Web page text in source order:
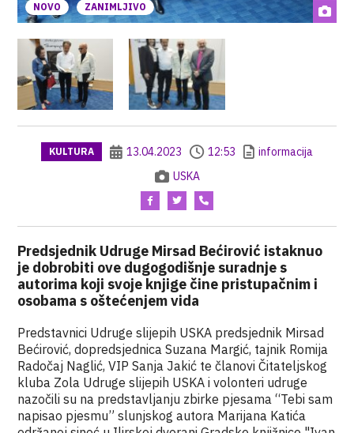
NOVO ZANIMLJIVO
KULTURA 13.04.2023 12:53
informacija
USKA
Predsjednik Udruge Mirsad Bećirović istaknuo
je dobrobiti ove dugogodišnje suradnje s
autorima koji svoje knjige čine pristupačnim i
osobama s oštećenjem vida
Predstavnici Udruge slijepih USKA predsjednik Mirsad
Bećirović, dopredsjednica Suzana Margić, tajnik Romija
Radočaj Naglić, VIP Sanja Jakić te članovi Čitateljskog
kluba Zola Udruge slijepih USKA i volonteri udruge
nazočili su na predstavljanju zbirke pjesama “Tebi sam
napisao pjesmu” slunjskog autora Marijana Katića